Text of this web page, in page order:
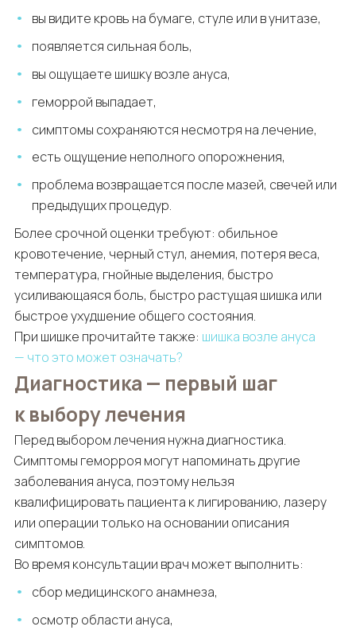
вы видите кровь на бумаге, стуле или в унитазе,
появляется сильная боль,
вы ощущаете шишку возле ануса,
геморрой выпадает,
симптомы сохраняются несмотря на лечение,
есть ощущение неполного опорожнения,
проблема возвращается после мазей, свечей или
предыдущих процедур.
Более срочной оценки требуют: обильное
кровотечение, черный стул, анемия, потеря веса,
температура, гнойные выделения, быстро
усиливающаяся боль, быстро растущая шишка или
быстрое ухудшение общего состояния.
При шишке прочитайте также: шишка возле ануса
— что это может означать?
Диагностика — первый шаг
к выбору лечения
Перед выбором лечения нужна диагностика.
Симптомы геморроя могут напоминать другие
заболевания ануса, поэтому нельзя
квалифицировать пациента к лигированию, лазеру
или операции только на основании описания
симптомов.
Во время консультации врач может выполнить:
сбор медицинского анамнеза,
осмотр области ануса,